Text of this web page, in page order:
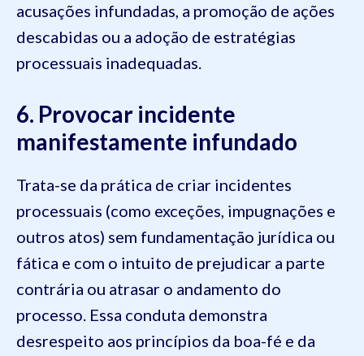
acusações infundadas, a promoção de ações
descabidas ou a adoção de estratégias
processuais inadequadas.
6. Provocar incidente
manifestamente infundado
Trata-se da prática de criar incidentes
processuais (como exceções, impugnações e
outros atos) sem fundamentação jurídica ou
fática e com o intuito de prejudicar a parte
contrária ou atrasar o andamento do
processo. Essa conduta demonstra
desrespeito aos princípios da boa-fé e da